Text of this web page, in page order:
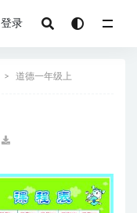
登录
道德一年级上